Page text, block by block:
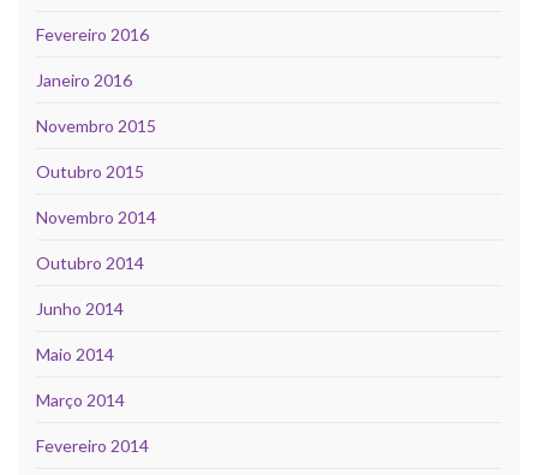
Fevereiro 2016
Janeiro 2016
Novembro 2015
Outubro 2015
Novembro 2014
Outubro 2014
Junho 2014
Maio 2014
Março 2014
Fevereiro 2014